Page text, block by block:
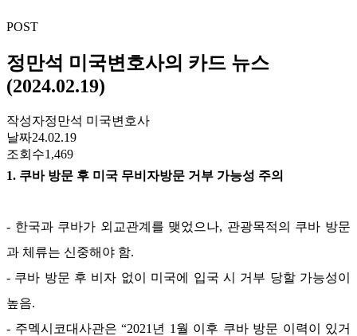
POST
정만석 미국변호사의 카드 뉴스
(2024.02.19)
작성자정만석 미국변호사
날짜24.02.19
조회수1,469
1. 쿠바 방문 후 미국 무비자방문 거부 가능성 주의
- 한국과 쿠바가 외교관계를 맺었으나, 관광목적의 쿠바 방문
과 체류는 신중해야 함.
- 쿠바 방문 후 비자 없이 미국에 입국 시 거부 당할 가능성이
높음.
- 주멕시코대사관은 “2021 년 1 월 이후 쿠바 방문 이력이 있거